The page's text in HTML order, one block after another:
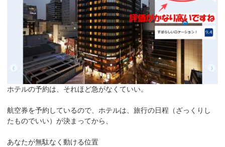
ホテルの予約は、それほど急がなくていい。
航空券を予約しているので、ホテルは、旅行の日程（ざっくりし
たものでいい）が決まってから、
あなたが無駄なく動ける位置